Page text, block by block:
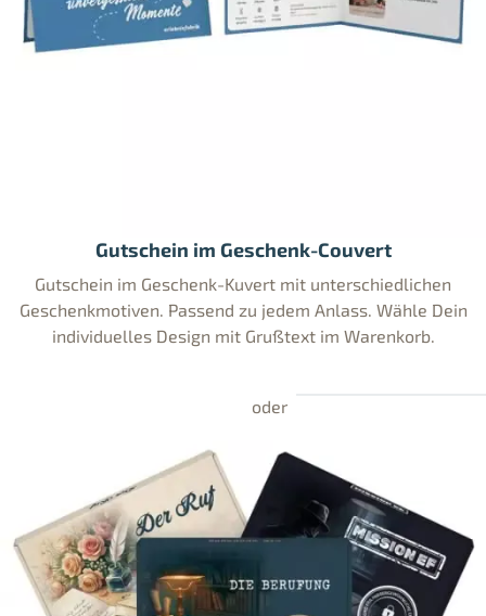
Gutschein im Geschenk-Couvert
Gutschein im Geschenk-Kuvert mit unterschiedlichen
Geschenkmotiven. Passend zu jedem Anlass. Wähle Dein
individuelles Design mit Grußtext im Warenkorb.